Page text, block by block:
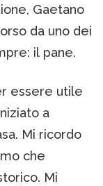
Gaetano
da uno dei
il pane.
essere utile
a
Mi ricordo
che
Mi